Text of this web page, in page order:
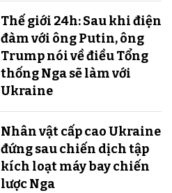
Thế giới 24h: Sau khi điện
đàm với ông Putin, ông
Trump nói về điều Tổng
thống Nga sẽ làm với
Ukraine
Nhân vật cấp cao Ukraine
đứng sau chiến dịch tập
kích loạt máy bay chiến
lược Nga